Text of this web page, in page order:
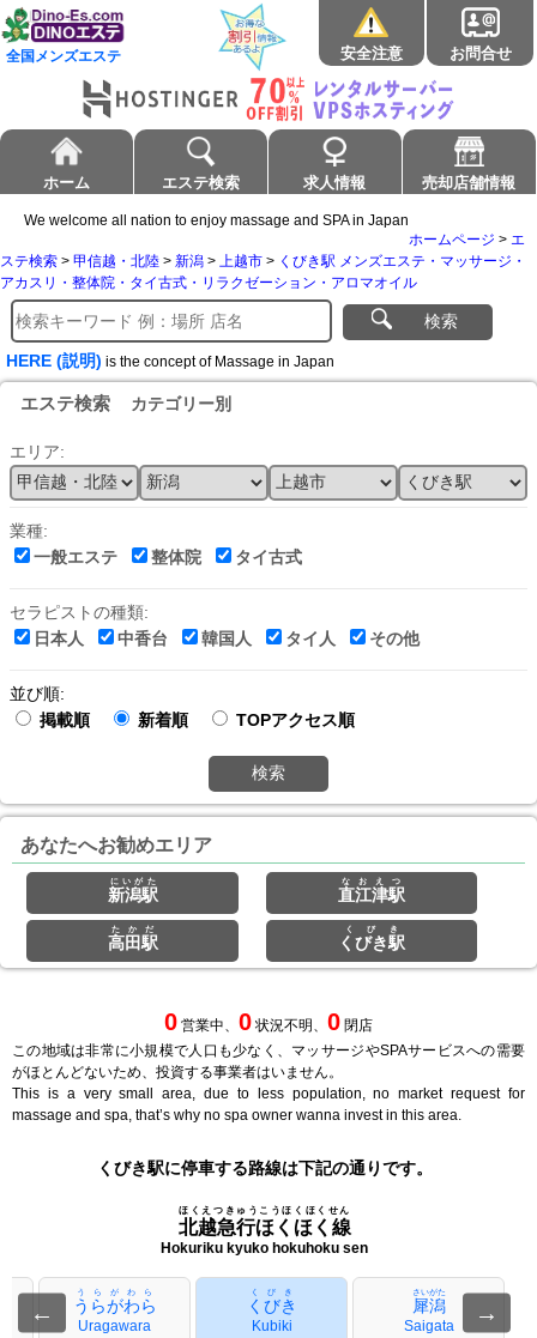
全国メンズエステ 安全注意 お問合せ
ホーム エステ検索 求人情報 売却店舗情報
We welcome all nation to enjoy massage and SPA in Japan
ホームページ > エ
ステ検索 > 甲信越・北陸 > 新潟 > 上越市 > くびき駅 メンズエステ・マッサージ・
アカスリ・整体院・タイ古式・リラクゼーション・アロマオイル
検索
HERE (説明) is the concept of Massage in Japan
エステ検索 カテゴリー別
エリア:
業種:
一般エステ
整体院 タイ古式
セラピストの種類:
日本人
中香台 韓国人 タイ人 その他
並び順:
掲載順
新着順 TOPアクセス順
検索
あなたへお勧めエリア
新潟駅
にいがた
直江津駅
なおえつ
高田駅
たかだ
くびき駅
くびき
0 営業中、 0 状況不明、 0 閉店
この地域は非常に小規模で人口も少なく、マッサージやSPAサービスへの需要
がほとんどないため、投資する事業者はいません。
This is a very small area, due to less population, no market request for
massage and spa, that’s why no spa owner wanna invest in this area.
くびき駅に停車する路線は下記の通りです。
北越急行ほくほく線
ほくえつきゅうこうほくほくせん
Hokuriku kyuko hokuhoku sen
← うらがわら
うらがわら
Uragawara
くびき
くびき
Kubiki
犀潟
さいがた
Saigata
→